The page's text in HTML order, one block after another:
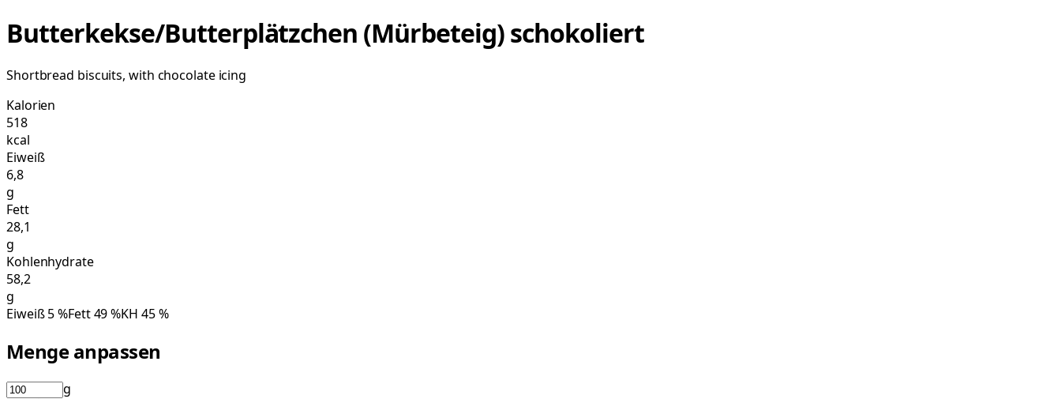
Butterkekse/Butterplätzchen (Mürbeteig) schokoliert
Shortbread biscuits, with chocolate icing
Kalorien
518
kcal
Eiweiß
6,8
g
Fett
28,1
g
Kohlenhydrate
58,2
g
Eiweiß5%Fett49%KH 45%
Menge anpassen
g